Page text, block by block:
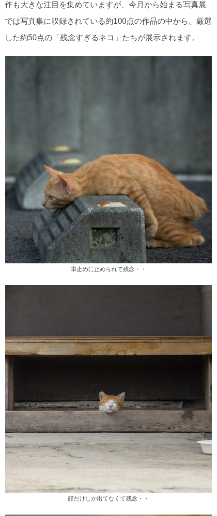
作も大きな注目を集めていますが、今月から始まる写真展
では写真集に収録されている約100点の作品の中から、厳選
した約50点の「残念すぎるネコ」たちが展示されます。
車止めに止められて残念・・
顔だけしか出てなくて残念・・